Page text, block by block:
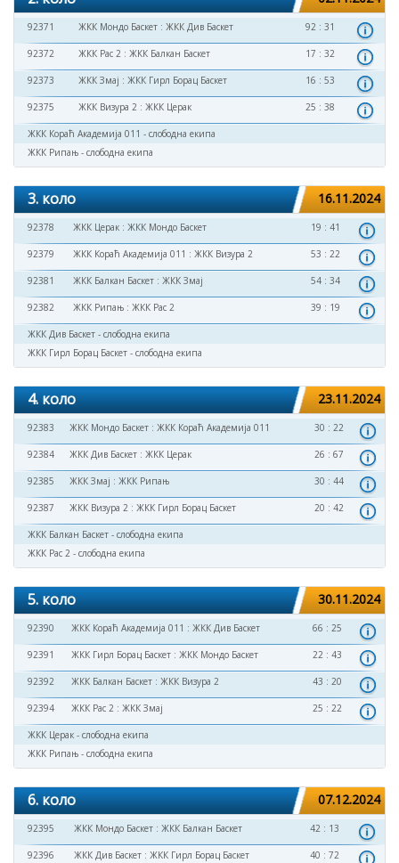
92371 ЖКК Мондо Баскет : ЖКК Див Баскет 92 : 31
92372 ЖКК Рас 2 : ЖКК Балкан Баскет 17 : 32
92373 ЖКК Змај : ЖКК Гирл Борац Баскет 16 : 53
92375 ЖКК Визура 2 : ЖКК Церак 25 : 38
ЖКК Кораћ Академија 011 - слободна екипа
ЖКК Рипањ - слободна екипа
3. коло 16.11.2024
92378 ЖКК Церак : ЖКК Мондо Баскет 19 : 41
92379 ЖКК Кораћ Академија 011 : ЖКК Визура 2 53 : 22
92381 ЖКК Балкан Баскет : ЖКК Змај 54 : 34
92382 ЖКК Рипањ : ЖКК Рас 2 39 : 19
ЖКК Див Баскет - слободна екипа
ЖКК Гирл Борац Баскет - слободна екипа
4. коло 23.11.2024
92383 ЖКК Мондо Баскет : ЖКК Кораћ Академија 011 30 : 22
92384 ЖКК Див Баскет : ЖКК Церак 26 : 67
92385 ЖКК Змај : ЖКК Рипањ 30 : 44
92387 ЖКК Визура 2 : ЖКК Гирл Борац Баскет 20 : 42
ЖКК Балкан Баскет - слободна екипа
ЖКК Рас 2 - слободна екипа
5. коло 30.11.2024
92390 ЖКК Кораћ Академија 011 : ЖКК Див Баскет 66 : 25
92391 ЖКК Гирл Борац Баскет : ЖКК Мондо Баскет 22 : 43
92392 ЖКК Балкан Баскет : ЖКК Визура 2 43 : 20
92394 ЖКК Рас 2 : ЖКК Змај 25 : 22
ЖКК Церак - слободна екипа
ЖКК Рипањ - слободна екипа
6. коло 07.12.2024
92395 ЖКК Мондо Баскет : ЖКК Балкан Баскет 42 : 13
92396 ЖКК Див Баскет : ЖКК Гирл Борац Баскет 40 : 72